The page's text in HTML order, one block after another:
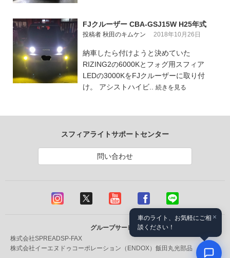
FJクルーザー CBA-GSJ15W H25年式
投稿者 秋田のキムケン 2018年10月26日
納車したら付けようと決めていた
RIZING2の6000Kとフォグ用スフィア
LEDの3000KをFJクルーザーに取り付
け。 アシストハイビ.. 続きを見る
スフィアライトサポートセンター
問い合わせ
グループサービス
株式会社SPREADSP-FAX
株式会社イーエヌドゥコーポレーション（ENDOX） 飯田丸光部品
×
車のライト、お気軽にご相
談ください！